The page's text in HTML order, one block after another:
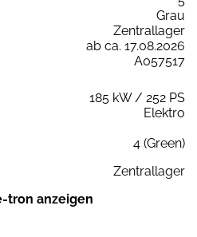
Grau
Zentrallager
ab ca. 17.08.2026
A057517
185 kW / 252 PS
Elektro
4 (Green)
Zentrallager
tron anzeigen